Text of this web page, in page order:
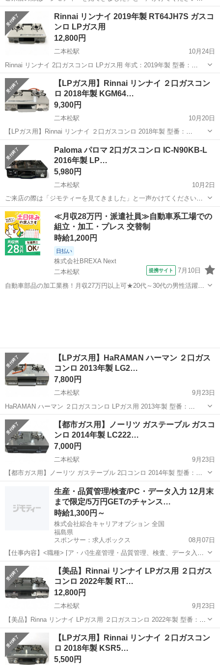
＊＊ ＊ ＊＊ ＊ ＊＊ ご覧いただきありがとうございます。
Paloma ガスコンロ (LPガス用・水無し片面グリル付き) Palom...
福島 二本松駅 調理器具 Paloma
Rinnai リンナイ 2019年製 RT64JH7S ガスコ
ンロ LPガス用
12,800円
二本松駅
10月24日
Rinnai リンナイ 2口ガスコンロ LPガス用 年式：2019年製 型番：
RT64JH7S ※プロパンガス用です サイズ：幅60cm×奥行き43cm×高さ
25cm 状態はお写真の通りです 使用していたも...
福島 二本松市 二本松駅 調理器具 LPガス
【LPガス用】Rinnai リンナイ ２口ガスコン
ロ 2018年製 KGM64…
9,300円
二本松駅
10月20日
【LPガス用】Rinnai リンナイ ２口ガスコンロ 2018年製 型番：
KGM64BE2L 簡易清掃済み 使用していた商品となりますので、多少の
汚れはございます 状態はお写真でご確認下さい 詳しくはご来...
福島 二本松駅 調理器具
Paloma パロマ 2口ガスコンロ IC-N90KB-L
2016年製 LP…
5,980円
二本松駅
10月2日
ご来店の際は「ジモティーを見てきました」と一声かけてください！
＊＊ ＊ ＊＊ ＊ ＊＊ Paloma パロマ 2口ガスコンロ IC-N90KB-L
2016年製 LPガス 清掃済み 使用感はございま...
福島 二本松市 二本松駅 調理器具 Paloma
≪月収28万円・派遣社員≫自動車系工場での
組立・加工・プレス 交替制
時給1,200円
日払い
株式会社BREXA Next
二本松駅
提携サイト 7月10日
自動車部品の加工業務！月収27万円以上可★20代～30代の男性活躍中
【LPガス用】HaRAMAN ハーマン ２口ガス
コンロ 2013年製 LG2…
7,800円
二本松駅
9月23日
HaRAMAN ハーマン ２口ガスコンロ LPガス用 2013年製 型番：
LG2260R 清掃済み 使用感はございますがまだまだご利用いただけま
す 詳しくは、ご来店頂き現物確認お願い致します その...
福島 二本松市 二本松駅 調理器具 LPガス
【都市ガス用】ノーリツ ガステーブル ガスコ
ンロ 2014年製 LC222…
7,000円
二本松駅
9月23日
【都市ガス用】ノーリツ ガステーブル 2口コンロ 2014年製 型番：
LC2223L グリル無しタイプで、シンプルでスッキリとしたデザインで
す 簡易清掃済み 使用していた商品ですが、目立った傷や汚れも...
二本松市 二本松駅 調理器具 ノーリツ
生産・品質管理/検査/PC・データ入力 12月末
まで限定/5万円GETのチャンス…
時給1,300円～
株式会社綜合キャリアオプション 全国
福島県
スポンサー：求人ボックス
08月07日
【仕事内容】<職種> [ア・パ]生産管理・品質管理、検査、データ入
力、タイピング(PC・パソコン・インターネット) <雇用形態> アルバ
イト・パート <給与> [ア・パ]時給1,300円～ 交通費:一部支給 日払い
OK!/ ご紹介...
アルバイト・パート
【美品】Rinnai リンナイ LPガス用 ２口ガス
コンロ 2022年製 RT…
12,800円
二本松駅
9月23日
【美品】Rinna リンナイ LPガス用 ２口ガスコンロ 2022年製 型番：
RT64JHS2 取扱説明書付き 状態はお写真の通りです 目立った傷や汚
れはございません 詳しくは、ご来店頂き現物確認お願い...
福島 二本松市 二本松駅 調理器具 LPガス
【LPガス用】Rinnai リンナイ ２口ガスコン
ロ 2018年製 KSR5…
5,500円